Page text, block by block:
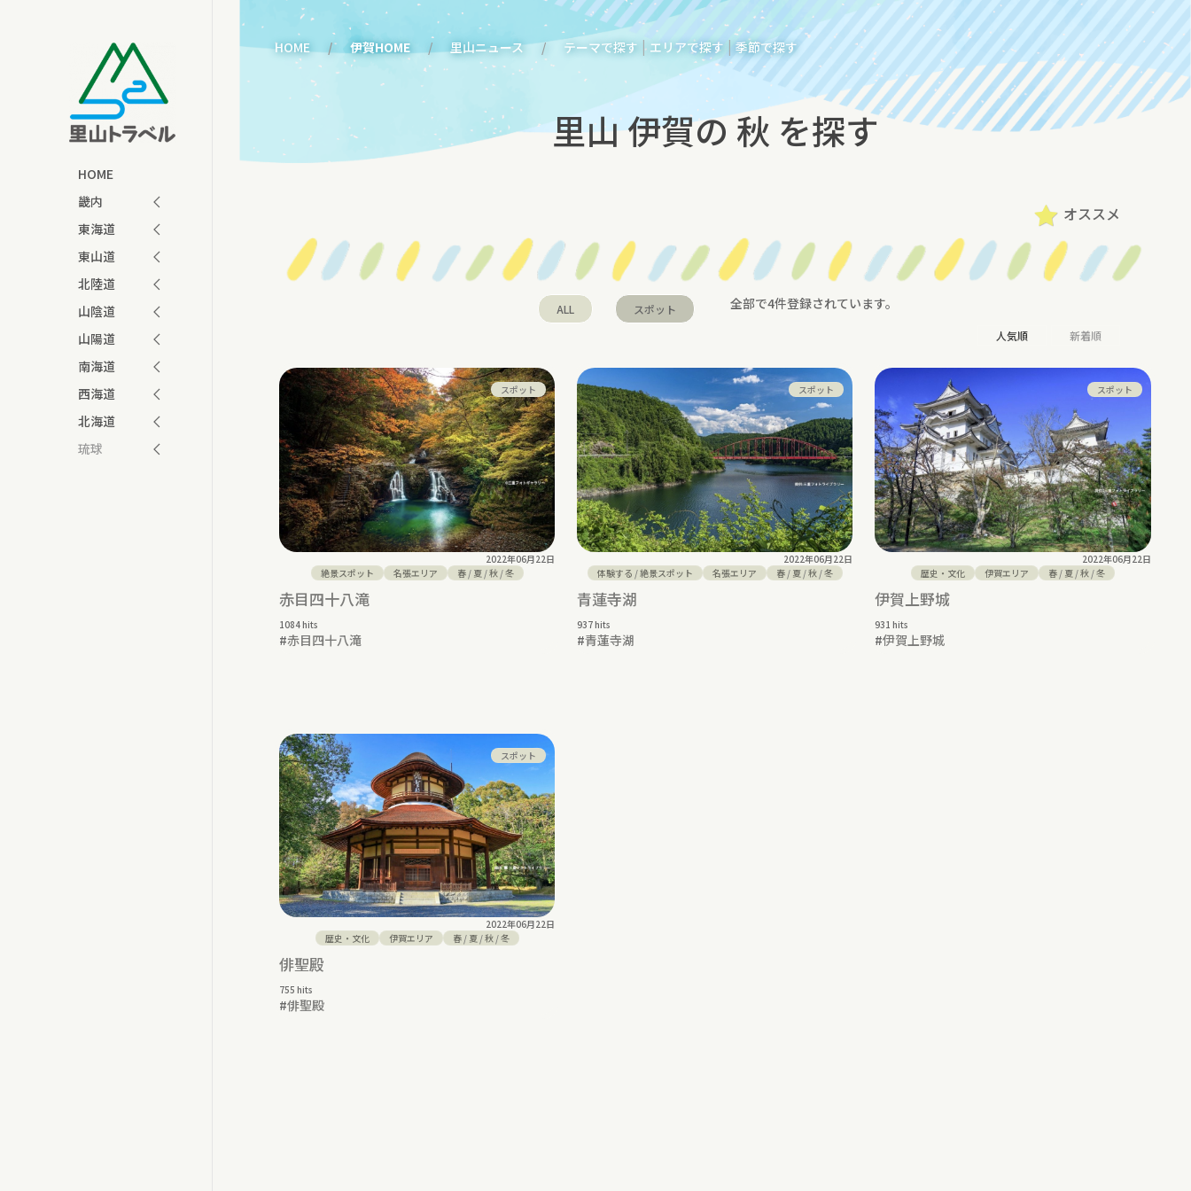
HOME
畿内
東海道
東山道
北陸道
山陰道
山陽道
南海道
西海道
北海道
琉球
HOME 伊賀HOME 里山ニュース テーマで探す | エリアで探す |季節で探す
里山 伊賀の 秋 を探す
オススメ
ALL スポット 全部で4件登録されています。
人気順 新着順
スポット
2022年06月22日
絶景スポット
名張エリア 春/ 夏/秋/冬
赤目四十八滝
1084 hits
#赤目四十八滝
スポット
2022年06月22日
体験する /絶景スポット 名張エリア 春/ 夏/秋/冬
青蓮寺湖
937 hits
#青蓮寺湖
スポット
2022年06月22日
歴史・文化
伊賀エリア 春 / 夏 /秋 /冬
伊賀上野城
931 hits
#伊賀上野城
スポット
2022年06月22日
歴史・文化
伊賀エリア 春/ 夏/秋/冬
俳聖殿
755 hits
#俳聖殿